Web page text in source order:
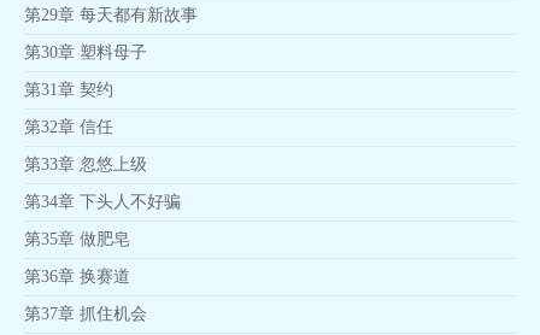
第29章 每天都有新故事
第30章 塑料母子
第31章 契约
第32章 信任
第33章 忽悠上级
第34章 下头人不好骗
第35章 做肥皂
第36章 换赛道
第37章 抓住机会